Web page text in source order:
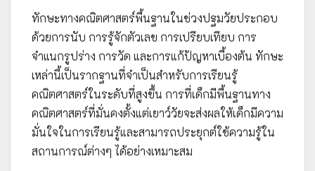
ทักษะทางคณิตศาสตร์พื้นฐานในช่วงปฐมวัยประกอบ
ด้วยการนับ การรู้จักตัวเลข การเปรียบเทียบ การ
จำแนกรูปร่าง การวัด และการแก้ปัญหาเบื้องต้น ทักษะ
เหล่านี้เป็นรากฐานที่จำเป็นสำหรับการเรียนรู้
คณิตศาสตร์ในระดับที่สูงขึ้น การที่เด็กมีพื้นฐานทาง
คณิตศาสตร์ที่มั่นคงตั้งแต่เยาว์วัยจะส่งผลให้เด็กมีความ
มั่นใจในการเรียนรู้และสามารถประยุกต์ใช้ความรู้ใน
สถานการณ์ต่างๆ ได้อย่างเหมาะสม